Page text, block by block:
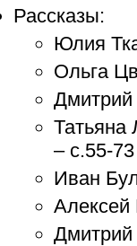
Рассказы:
Юлия
Ольга
Дмитрий
Татьяна
– с.55-73
Иван
Алексей
Дмитрий